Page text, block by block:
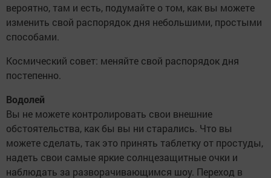
вероятно, там и есть, подумайте о том, как вы можете
изменить свой распорядок дня небольшими, простыми
способами.
Космический совет: меняйте свой распорядок дня
постепенно.
Водолей
Вы не можете контролировать свои внешние
обстоятельства, как бы вы ни старались. Что вы
можете сделать, так это принять таблетку от простуды,
надеть свои самые яркие солнцезащитные очки и
наблюдать за разворачивающимся шоу. Переход в